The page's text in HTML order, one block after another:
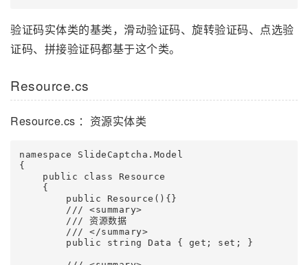
验证码实体类的基类，滑动验证码、旋转验证码、点选验
证码、拼接验证码都基于这个类。
Resource.cs
Resource.cs ：资源实体类
namespace SlideCaptcha.Model
{
    public class Resource
    {
        public Resource(){}
        /// <summary>
        /// 资源数据
        /// </summary>
        public string Data { get; set; }